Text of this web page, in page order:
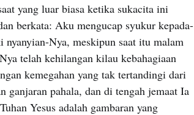
yang luar biasa ketika sukacita ini
berkata: Aku mengucap syukur kepada-
Nya, meskipun saat itu malam
telah kehilangan kilau kebahagiaan
kemegahan yang tak tertandingi dari
ganjaran pahala, dan di tengah jemaat Ia
Yesus adalah gambaran yang